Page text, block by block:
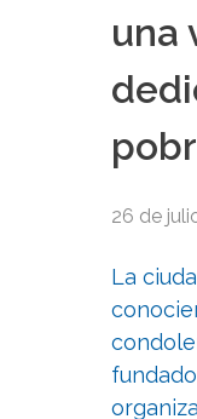
una
26 de
La